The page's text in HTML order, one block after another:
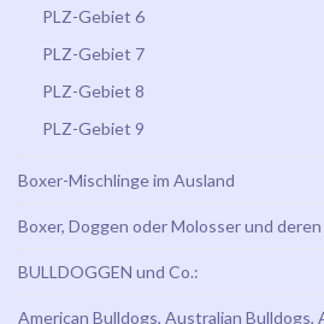
PLZ-Gebiet 6
PLZ-Gebiet 7
PLZ-Gebiet 8
PLZ-Gebiet 9
Boxer-Mischlinge im Ausland
Boxer, Doggen oder Molosser und
BULLDOGGEN und Co.:
American Bulldogs, Australian Bulldogs,